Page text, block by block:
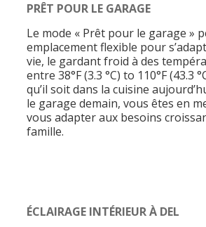
PRÊT POUR LE GARAGE
Le mode « Prêt pour le garage »
emplacement flexible pour
vie, le gardant froid à des
entre 38°F (3.3 °C) to 110°F (43.3
qu’il soit dans la cuisine
le garage demain, vous êtes en
vous adapter aux besoins
famille.
ÉCLAIRAGE INTÉRIEUR À DEL